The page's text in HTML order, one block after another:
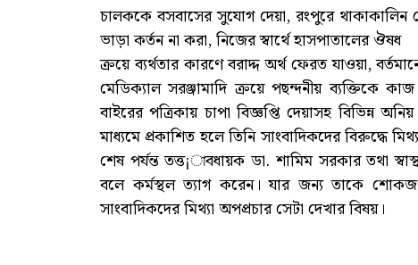
চালককে বসবাসের সুযোগ দেয়া, রংপুরে থাকাকালিন
ভাড়া কর্তন না করা, নিজের স্বার্থে হাসপাতালের ঔষধ
ক্রয়ে ব্যর্থতার কারণে বরাদ্দ অর্থ ফেরত যাওয়া,
মেডিক্যাল সরঞ্জামাদি ক্রয়ে পছন্দনীয় ব্যক্তিকে
বাইরের পত্রিকায় চাপা বিজ্ঞপ্তি দেয়াসহ বিভিন্ন
মাধ্যমে প্রকাশিত হলে তিনি সাংবাদিকদের বিরুদ্ধে
শেষ পর্যন্ত তত্ত¡াবধায়ক ডা. শামিম সরকার তথা
বলে কর্মস্থল ত্যাগ করেন। যার জন্য তাকে শোকজ
সাংবাদিকদের মিথ্যা অপপ্রচার সেটা দেখার বিষয়।